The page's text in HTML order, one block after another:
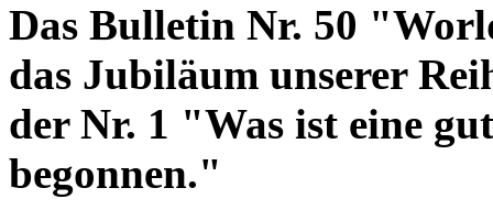
Das Bulletin Nr. 50
das Jubiläum unserer
der Nr. 1 "Was ist eine
begonnen."